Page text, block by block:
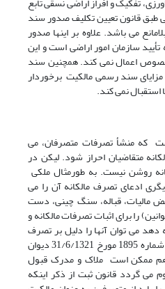
طبق قانون تعیین تکلیف صدور سند
می باشد. علاوه بر اینها صدور
سازمان امور اراضی است و این
خصوص اعمال نمی کند. همچنین سند
مزایای سند رسمی مالکیت برخوردار
استقبال نمی کند.
که منشأ تصرفات متصرفان، می
متقاضیان احراز شود. لیکن در
روشن نیست. به طورمثال ملکی
ادعای تصرف مالکانه آن را می
مالیات، قباله، سنگ چینی، دست
را برای اثبات تصرفات مالکانه و
دهد می توان آنها را دلیل بر تصرف
مالکانه دانست؟. به موجب حکم شماره 1895 مورخ 31/6/1321 دیوان
هم ممکن است ملاک و مدرک قبول
می گردد قانون ثبت از ذکر اینکه